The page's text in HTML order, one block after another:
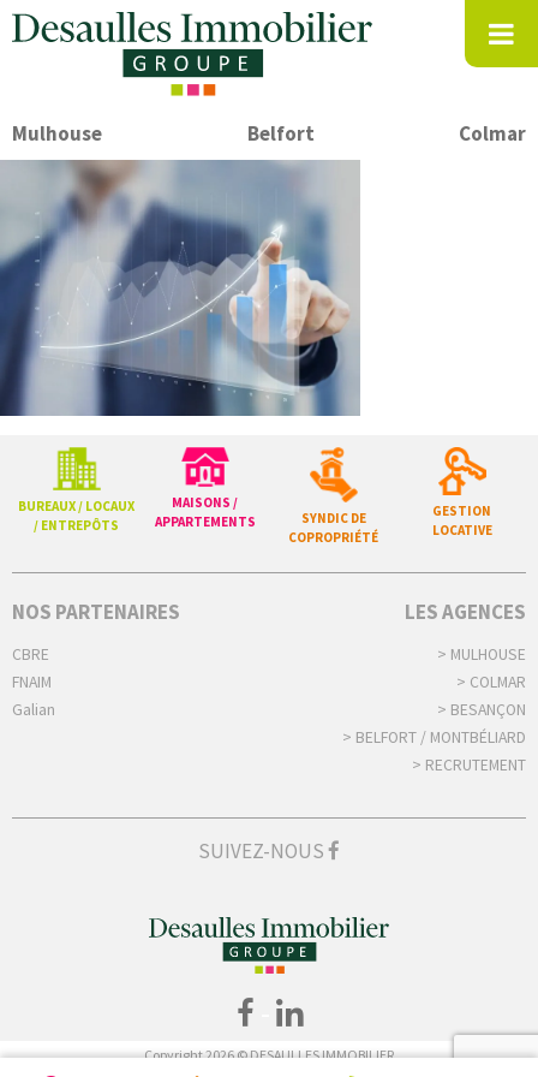
Mulhouse Belfort Colmar
BUREAUX / LOCAUX
/ ENTREPÔTS
MAISONS /
APPARTEMENTS
SYNDIC DE
COPROPRIÉTÉ
GESTION
LOCATIVE
NOS PARTENAIRES
CBRE
FNAIM
Galian
LES AGENCES
> MULHOUSE
> COLMAR
> BESANÇON
> BELFORT / MONTBÉLIARD
> RECRUTEMENT
SUIVEZ-NOUS
Copyright 2026 © DESAULLES IMMOBILIER